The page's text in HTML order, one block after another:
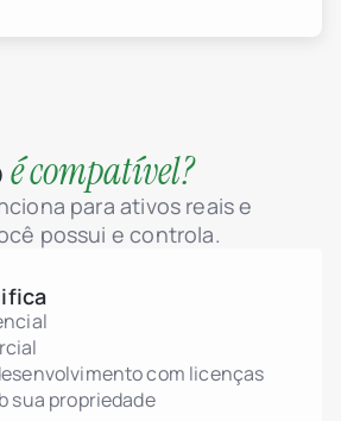
é compatível?
para ativos reais e
possui e controla.
com licenças
sua propriedade